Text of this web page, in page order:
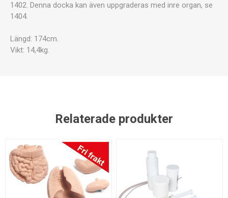
1402. Denna docka kan även uppgraderas med inre organ, se
1404.
Längd: 174cm.
Vikt: 14,4kg.
Relaterade produkter